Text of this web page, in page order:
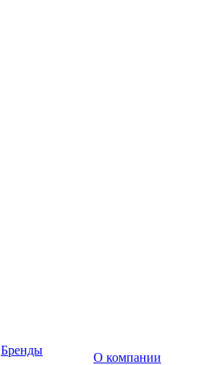
Бренды
О компании